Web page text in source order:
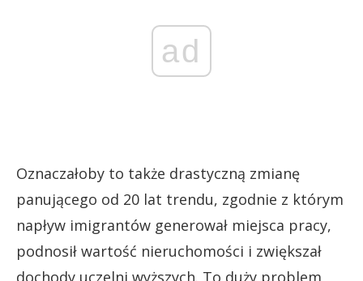
ad
Oznaczałoby to także drastyczną zmianę
panującego od 20 lat trendu, zgodnie z którym
napływ imigrantów generował miejsca pracy,
podnosił wartość nieruchomości i zwiększał
dochody uczelni wyższych. To duży problem